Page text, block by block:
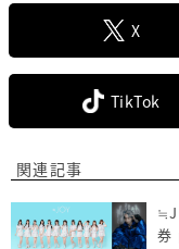
X
TikTok
関連記事
券